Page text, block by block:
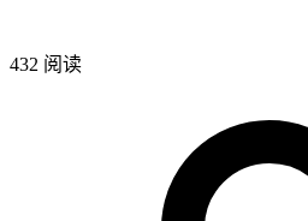
432 阅读